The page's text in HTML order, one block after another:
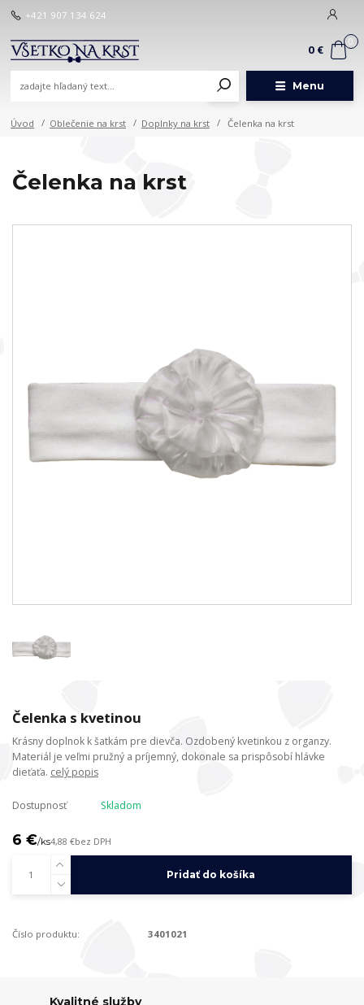
Menu
+421 907 134 624
0
0 €
Úvod Oblečenie na krst Doplnky na krst Čelenka na krst
Čelenka na krst
Čelenka s kvetinou
Krásny doplnok k šatkám pre dievča. Ozdobený kvetinkou z organzy.
Materiál je veľmi pružný a príjemný, dokonale sa prispôsobí hlávke
dieťaťa. celý popis
Dostupnosť Skladom
6 €/ks4,88 €bez DPH
Pridať do košíka
Číslo produktu: 3401021
Kvalitné služby